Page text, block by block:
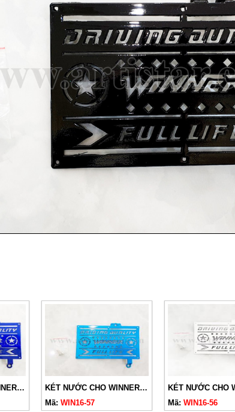
KÉT NƯỚC CHO WINNER V1,V2,V3 (2016-2022) XANH DƯƠNG
KÉT NƯỚC CHO WINNER V1,V2,V3 (2016-2022) XANH LƠ
Mã: WIN16-57
Mã: WIN16-56